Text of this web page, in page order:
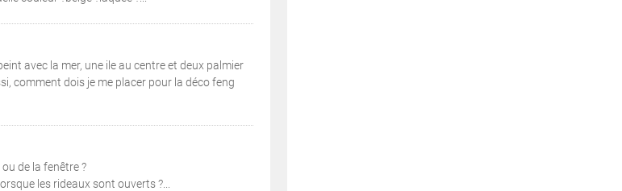
avec la mer, une ile au centre et deux palmier
comment dois je me placer pour la déco feng
de la fenêtre ?
les rideaux sont ouverts ?...